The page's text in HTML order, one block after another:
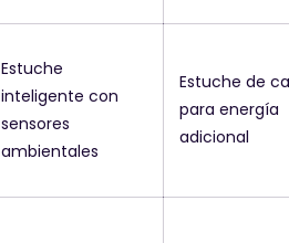
Estuche
inteligente con
sensores
ambientales
Estuche de
para energía
adicional